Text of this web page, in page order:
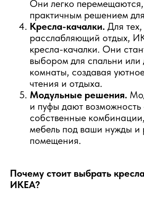
Они легко перемещаются,
практичным решением
Кресла-качалки. Для
расслабляющий отдых,
кресла-качалки. Они
выбором для спальни или
комнаты, создавая
чтения и отдыха.
Модульные решения.
и пуфы дают возможность
собственные
мебель под ваши нужды и
помещения.
Почему стоит выбрать
ИКЕА?